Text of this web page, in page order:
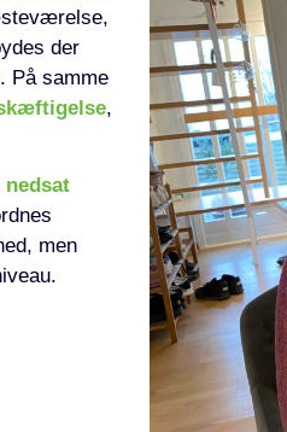
der
På samme
,
nedsat
men